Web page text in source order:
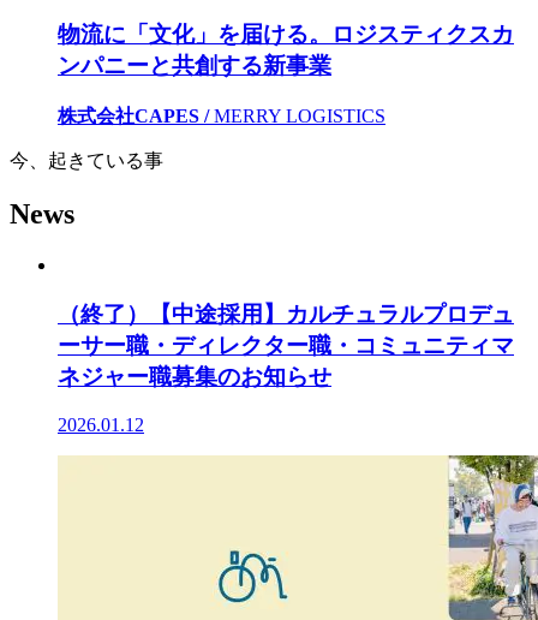
物流に「文化」を届ける。ロジスティクスカ
ンパニーと共創する新事業
株式会社CAPES /MERRY LOGISTICS
今、起きている事
News
（終了）【中途採用】カルチュラルプロデュ
ーサー職・ディレクター職・コミュニティマ
ネジャー職募集のお知らせ
2026.01.12